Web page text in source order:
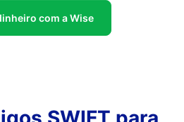
com a Wise